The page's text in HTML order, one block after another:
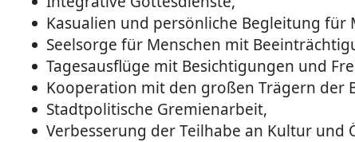
Kasualien und persönliche Begleitung
Seelsorge für Menschen mit
Tagesausflüge mit Besichtigungen und
Kooperation mit den großen Trägern der
Stadtpolitische Gremienarbeit,
Verbesserung der Teilhabe an Kultur